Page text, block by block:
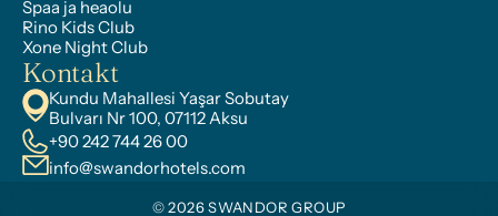
Spaa ja heaolu
Rino Kids Club
Xone Night Club
Kontakt
Kundu Mahallesi Yaşar Sobutay
Bulvarı Nr 100, 07112 Aksu
+90 242 744 26 00
info@swandorhotels.com
© 2026 SWANDOR GROUP